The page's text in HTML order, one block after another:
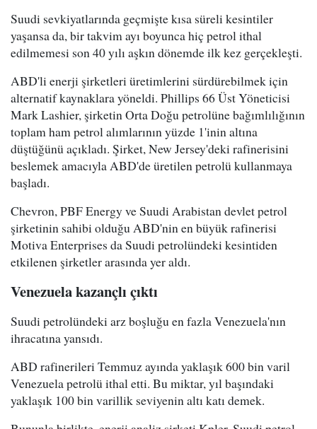
Suudi sevkiyatlarında geçmişte kısa süreli kesintiler
yaşansa da, bir takvim ayı boyunca hiç petrol ithal
edilmemesi son 40 yılı aşkın dönemde ilk kez gerçekleşti.
ABD'li enerji şirketleri üretimlerini sürdürebilmek için
alternatif kaynaklara yöneldi. Phillips 66 Üst Yöneticisi
Mark Lashier, şirketin Orta Doğu petrolüne bağımlılığının
toplam ham petrol alımlarının yüzde 1'inin altına
düştüğünü açıkladı. Şirket, New Jersey'deki rafinerisini
beslemek amacıyla ABD'de üretilen petrolü kullanmaya
başladı.
Chevron, PBF Energy ve Suudi Arabistan devlet petrol
şirketinin sahibi olduğu ABD'nin en büyük rafinerisi
Motiva Enterprises da Suudi petrolündeki kesintiden
etkilenen şirketler arasında yer aldı.
Venezuela kazançlı çıktı
Suudi petrolündeki arz boşluğu en fazla Venezuela'nın
ihracatına yansıdı.
ABD rafinerileri Temmuz ayında yaklaşık 600 bin varil
Venezuela petrolü ithal etti. Bu miktar, yıl başındaki
yaklaşık 100 bin varillik seviyenin altı katı demek.